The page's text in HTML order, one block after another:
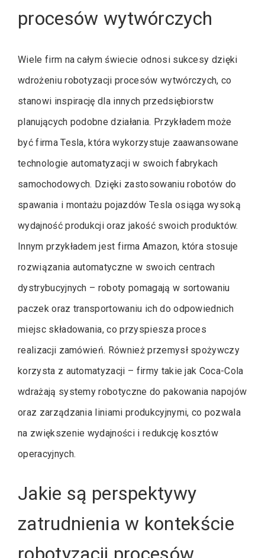
procesów wytwórczych
Wiele firm na całym świecie odnosi sukcesy dzięki
wdrożeniu robotyzacji procesów wytwórczych, co
stanowi inspirację dla innych przedsiębiorstw
planujących podobne działania. Przykładem może
być firma Tesla, która wykorzystuje zaawansowane
technologie automatyzacji w swoich fabrykach
samochodowych. Dzięki zastosowaniu robotów do
spawania i montażu pojazdów Tesla osiąga wysoką
wydajność produkcji oraz jakość swoich produktów.
Innym przykładem jest firma Amazon, która stosuje
rozwiązania automatyczne w swoich centrach
dystrybucyjnych – roboty pomagają w sortowaniu
paczek oraz transportowaniu ich do odpowiednich
miejsc składowania, co przyspiesza proces
realizacji zamówień. Również przemysł spożywczy
korzysta z automatyzacji – firmy takie jak Coca-Cola
wdrażają systemy robotyczne do pakowania napojów
oraz zarządzania liniami produkcyjnymi, co pozwala
na zwiększenie wydajności i redukcję kosztów
operacyjnych.
Jakie są perspektywy
zatrudnienia w kontekście